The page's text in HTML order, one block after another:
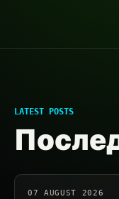
LATEST POSTS
07 AUGUST 2026